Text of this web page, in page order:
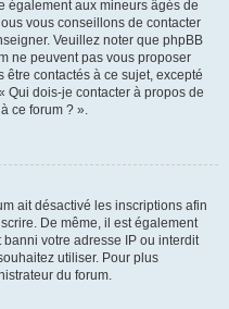
également aux mineurs âgés de
vous conseillons de contacter
Veuillez noter que phpBB
ne peuvent pas vous proposer
être contactés à ce sujet, excepté
Qui dois-je contacter à propos de
ce forum ? ».
ait désactivé les inscriptions afin
De même, il est également
votre adresse IP ou interdit
utiliser. Pour plus
du forum.